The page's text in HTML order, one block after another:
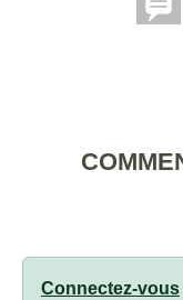
Connectez-vous